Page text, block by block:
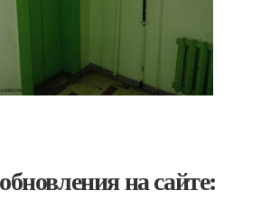
на сайте: